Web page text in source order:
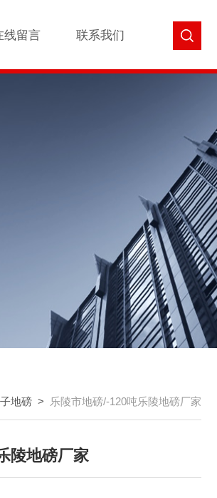
线留言 联系我们
地磅 > 乐陵市地磅/-120吨乐陵地磅厂家
陵地磅厂家